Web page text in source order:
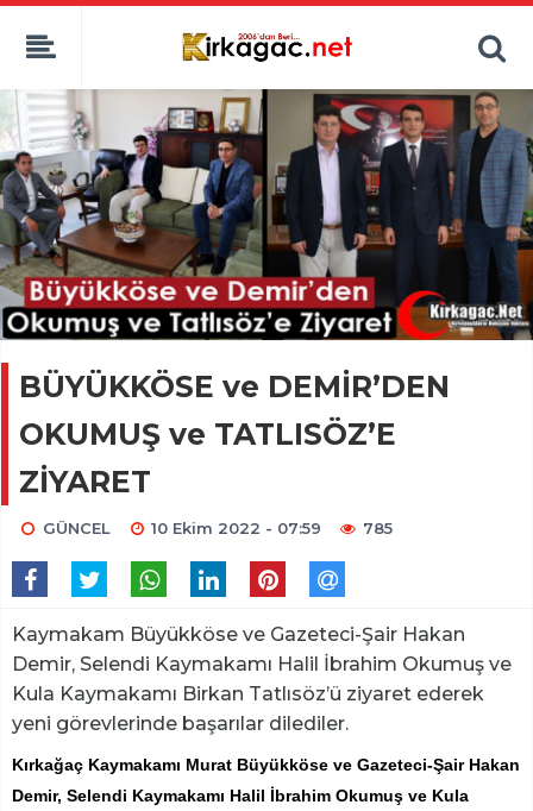
BÜYÜKKÖSE ve DEMİR’DEN
OKUMUŞ ve TATLISÖZ’E
ZİYARET
GÜNCEL 10 Ekim 2022 - 07:59 785
Kaymakam Büyükköse ve Gazeteci-Şair Hakan
Demir, Selendi Kaymakamı Halil İbrahim Okumuş ve
Kula Kaymakamı Birkan Tatlısöz’ü ziyaret ederek
yeni görevlerinde başarılar dilediler.
Kırkağaç Kaymakamı Murat Büyükköse ve Gazeteci-Şair Hakan
Demir, Selendi Kaymakamı Halil İbrahim Okumuş ve Kula